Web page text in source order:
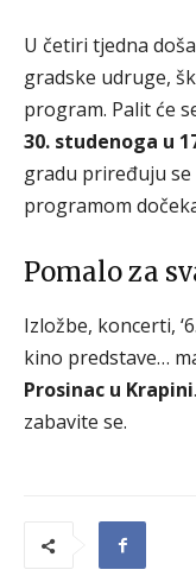
U četiri tjedna
gradske udruge,
program. Palit će
30. studenoga u
gradu priređuju se
programom
Pomalo za
Izložbe, koncerti,
kino predstave…
Prosinac u Krapini
zabavite se.